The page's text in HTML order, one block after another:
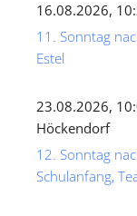
16.08.2026,
11. Sonntag
Estel
23.08.2026,
Höckendorf
12. Sonntag
Schulanfang,